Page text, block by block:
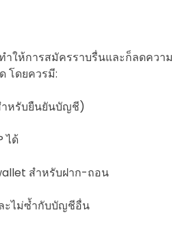
ำให้การสมัครราบรื่นและก็ลดความ
โดยควรมี:
ำหรับยืนยันบัญชี)
ได้
สำหรับฝาก-ถอน
ะไม่ซ้ำกับบัญชีอื่น